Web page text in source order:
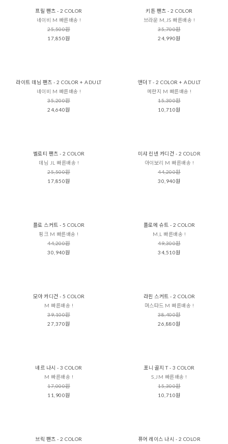
프릴 팬츠 - 2 COLOR
네이비 M 빠른배송 !
25,500원
17,850원
키튼 팬츠 - 2 COLOR
브라운 M,JS 빠른배송 !
35,700원
24,990원
라이트 데님 팬츠 - 2 COLOR + ADULT
네이비 M 빠른배송 !
35,200원
24,640원
앤더 T - 2 COLOR + ADULT
메란지 M 빠른배송 !
15,300원
10,710원
벨로티 팬츠 - 2 COLOR
데님 JL 빠른배송 !
25,500원
17,850원
미샤 린넨 카디건 - 2 COLOR
아이보리 M 빠른배송 !
44,200원
30,940원
플로 스커트 - 5 COLOR
핑크 M 빠른배송 !
44,200원
30,940원
플로에 슈트 - 2 COLOR
M,L 빠른배송 !
49,300원
34,510원
모아 카디건 - 5 COLOR
M 빠른배송 !
39,100원
27,370원
라핀 스커트 - 2 COLOR
머스타드 M 빠른배송 !
38,400원
26,880원
네르 나시 - 3 COLOR
M 빠른배송 !
17,000원
11,900원
포니 골지 T - 3 COLOR
S,JM 빠른배송 !
15,300원
10,710원
브릭 팬츠 - 2 COLOR
퓨어 레이스 나시 - 2 COLOR